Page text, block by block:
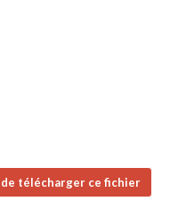
télécharger ce fichier